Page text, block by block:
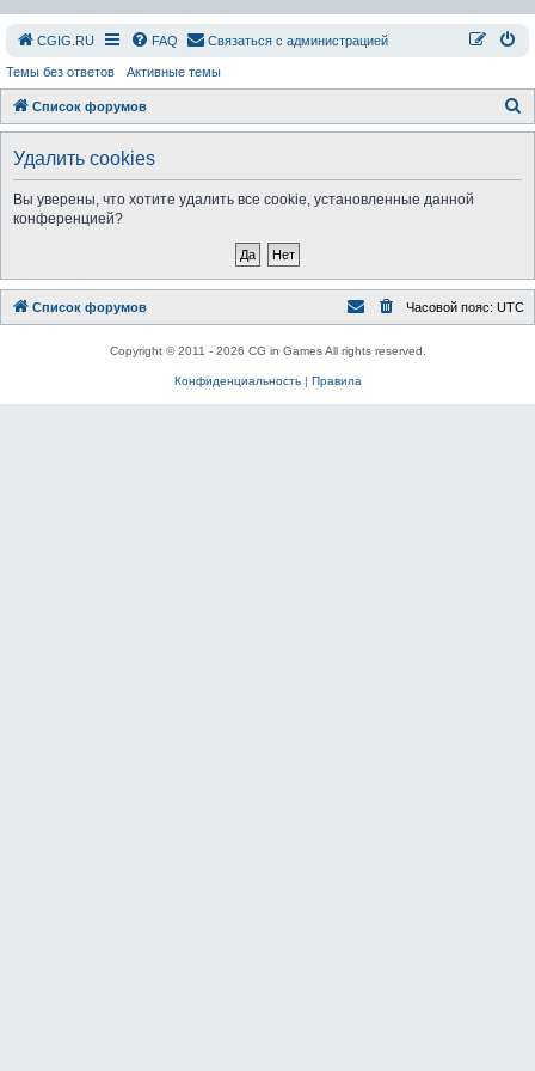
СGIG.RU FAQ Связаться с администрацией
Темы без ответов Активные темы
Список форумов
о
Удалить cookies
Вы уверены, что хотите удалить все cookie, установленные данной
конференцией?
Список форумов Часовой пояс: UTC
Copyright © 2011 - 2026 CG in Games All rights reserved.
Конфиденциальность| Правила